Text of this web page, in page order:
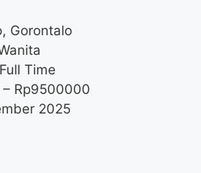
Gorontalo
Time
– Rp9500000
2025